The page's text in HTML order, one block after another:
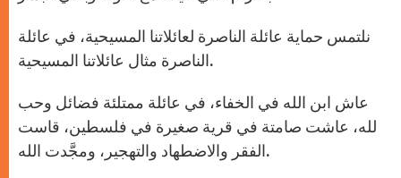
نلتمس حماية عائلة الناصرة لعائلاتنا المسيحية، في عائلة
الناصرة مثال عائلاتنا المسيحية.
عاش ابن الله في الخفاء، في عائلة ممتلئة فضائل وحب
لله، عاشت صامتة في قرية صغيرة في فلسطين، قاست
الفقر والاضطهاد والتهجير، ومجَّدت الله.